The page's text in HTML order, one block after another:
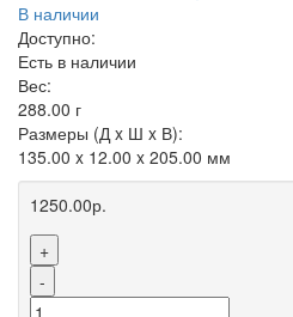
В наличии
Доступно:
Есть в наличии
Вес:
288.00 г
Размеры (Д x Ш x В):
135.00 x 12.00 x 205.00 мм
1250.00р.
+
-